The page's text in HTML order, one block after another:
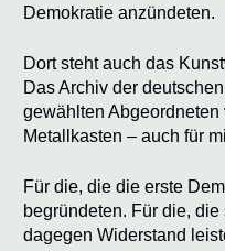
Demokratie anzündeten.
Dort steht auch das
Das Archiv der
gewählten
Metallkasten – auch für
Für die, die die erste
begründeten. Für die, die
dagegen Widerstand